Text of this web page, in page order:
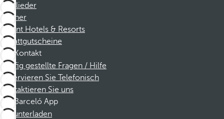
Mitglieder
Partner
Dorint Hotels & Resorts
Rabattgutscheine
Kontakt
Häufig gestellte Fragen / Hilfe
Reservieren Sie Telefonisch
Kontaktieren Sie uns
Barceló App
Herunterladen